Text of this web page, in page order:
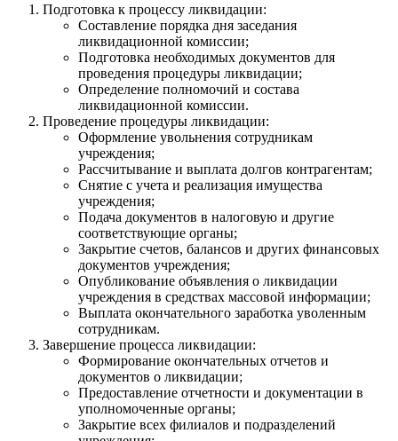
Подготовка к процессу ликвидации:
Составление порядка дня заседания
ликвидационной комиссии;
Подготовка необходимых документов для
проведения процедуры ликвидации;
Определение полномочий и состава
ликвидационной комиссии.
Проведение процедуры ликвидации:
Оформление увольнения сотрудникам
учреждения;
Рассчитывание и выплата долгов контрагентам;
Снятие с учета и реализация имущества
учреждения;
Подача документов в налоговую и другие
соответствующие органы;
Закрытие счетов, балансов и других финансовых
документов учреждения;
Опубликование объявления о ликвидации
учреждения в средствах массовой информации;
Выплата окончательного заработка уволенным
сотрудникам.
Завершение процесса ликвидации:
Формирование окончательных отчетов и
документов о ликвидации;
Предоставление отчетности и документации в
уполномоченные органы;
Закрытие всех филиалов и подразделений